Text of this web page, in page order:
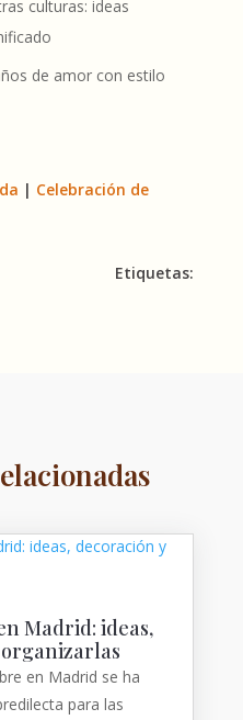
culturas: ideas
de amor con estilo
| Celebración de
Etiquetas:
Madrid: ideas,
en Madrid se ha
para las